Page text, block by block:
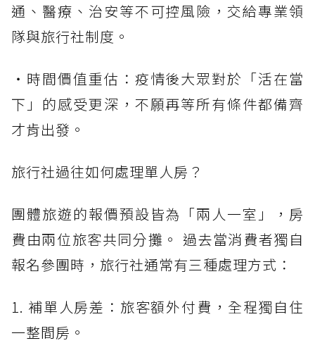
通、醫療、治安等不可控風險，交給專業領
隊與旅行社制度。
・時間價值重估：疫情後大眾對於「活在當
下」的感受更深，不願再等所有條件都備齊
才肯出發。
旅行社過往如何處理單人房？
團體旅遊的報價預設皆為「兩人一室」，房
費由兩位旅客共同分攤。 過去當消費者獨自
報名參團時，旅行社通常有三種處理方式：
1. 補單人房差：旅客額外付費，全程獨自住
一整間房。